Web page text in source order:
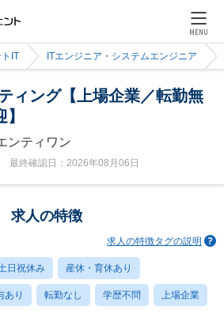
MENU
IT ITエンジニア・システムエンジニア
ィング【上場企業／転勤無
ンティワン
最終確認日：2026年08月06日
求人の特徴
求人の特徴タグの説明
日祝休み 産休・育休あり
あり 転勤なし 学歴不問 上場企業